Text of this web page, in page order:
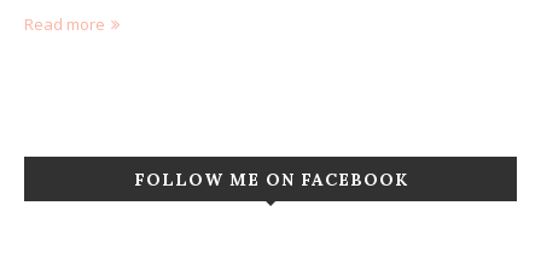
Read more
FOLLOW ME ON FACEBOOK